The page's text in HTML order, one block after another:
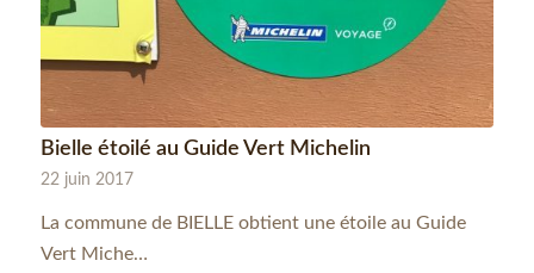
Bielle étoilé au Guide Vert Michelin
22 juin 2017
La commune de BIELLE obtient une étoile au Guide
Vert Miche…